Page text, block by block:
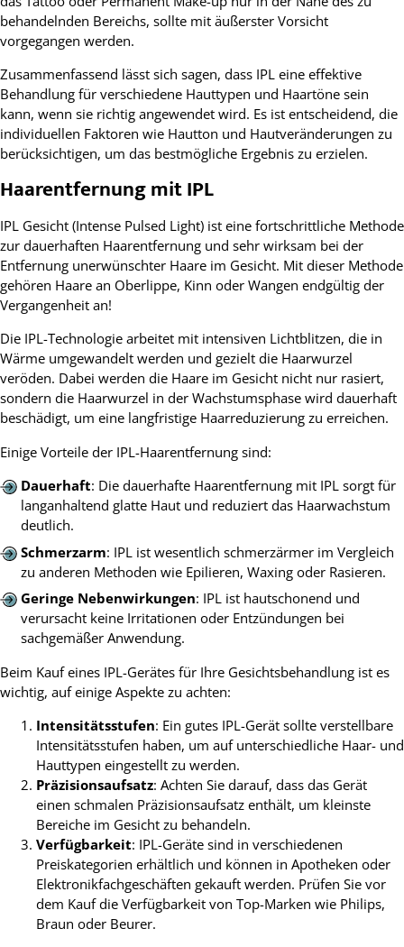
behandelnden Bereichs, sollte mit äußerster Vorsicht
vorgegangen werden.
Zusammenfassend lässt sich sagen, dass IPL eine effektive
Behandlung für verschiedene Hauttypen und Haartöne sein
kann, wenn sie richtig angewendet wird. Es ist entscheidend, die
individuellen Faktoren wie Hautton und Hautveränderungen zu
berücksichtigen, um das bestmögliche Ergebnis zu erzielen.
Haarentfernung mit IPL
IPL Gesicht (Intense Pulsed Light) ist eine fortschrittliche Methode
zur dauerhaften Haarentfernung und sehr wirksam bei der
Entfernung unerwünschter Haare im Gesicht. Mit dieser Methode
gehören Haare an Oberlippe, Kinn oder Wangen endgültig der
Vergangenheit an!
Die IPL-Technologie arbeitet mit intensiven Lichtblitzen, die in
Wärme umgewandelt werden und gezielt die Haarwurzel
veröden. Dabei werden die Haare im Gesicht nicht nur rasiert,
sondern die Haarwurzel in der Wachstumsphase wird dauerhaft
beschädigt, um eine langfristige Haarreduzierung zu erreichen.
Einige Vorteile der IPL-Haarentfernung sind:
Dauerhaft: Die dauerhafte Haarentfernung mit IPL sorgt für
langanhaltend glatte Haut und reduziert das Haarwachstum
deutlich.
Schmerzarm: IPL ist wesentlich schmerzärmer im Vergleich
zu anderen Methoden wie Epilieren, Waxing oder Rasieren.
Geringe Nebenwirkungen: IPL ist hautschonend und
verursacht keine Irritationen oder Entzündungen bei
sachgemäßer Anwendung.
Beim Kauf eines IPL-Gerätes für Ihre Gesichtsbehandlung ist es
wichtig, auf einige Aspekte zu achten:
Intensitätsstufen: Ein gutes IPL-Gerät sollte verstellbare
Intensitätsstufen haben, um auf unterschiedliche Haar- und
Hauttypen eingestellt zu werden.
Präzisionsaufsatz: Achten Sie darauf, dass das Gerät
einen schmalen Präzisionsaufsatz enthält, um kleinste
Bereiche im Gesicht zu behandeln.
Verfügbarkeit: IPL-Geräte sind in verschiedenen
Preiskategorien erhältlich und können in Apotheken oder
Elektronikfachgeschäften gekauft werden. Prüfen Sie vor
dem Kauf die Verfügbarkeit von Top-Marken wie Philips,
Braun oder Beurer.